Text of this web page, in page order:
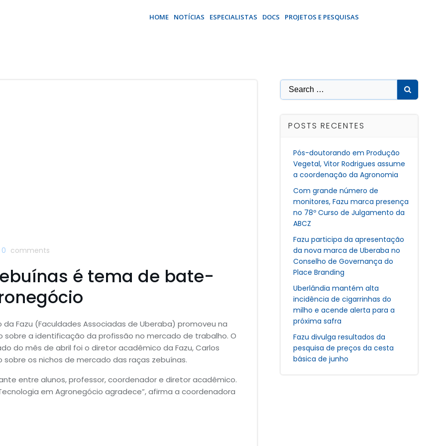
HOME NOTÍCIAS ESPECIALISTAS DOCS PROJETOS E PESQUISAS
0 comments
é tema de bate-
Fazu (Faculdades Associadas de Uberaba) promoveu na
a identificação da profissão no mercado de trabalho. O
do mês de abril foi o diretor acadêmico da Fazu, Carlos
os nichos de mercado das raças zebuínas.
entre alunos, professor, coordenador e diretor acadêmico.
em Agronegócio agradece”, afirma a coordenadora
Search
for:
POSTS RECENTES
Pós-doutorando em Produção
Vegetal, Vitor Rodrigues assume
a coordenação da Agronomia
Com grande número de
monitores, Fazu marca presença
no 78º Curso de Julgamento da
ABCZ
Fazu participa da apresentação
da nova marca de Uberaba no
Conselho de Governança do
Place Branding
Uberlândia mantém alta
incidência de cigarrinhas do
milho e acende alerta para a
próxima safra
Fazu divulga resultados da
pesquisa de preços da cesta
básica de junho